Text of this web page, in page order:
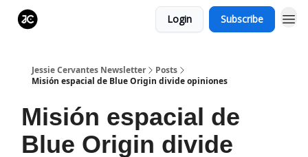
Login Subscribe
Jessie Cervantes Newsletter
Posts
Misión espacial de Blue Origin divide opiniones
Misión espacial de
Blue Origin divide